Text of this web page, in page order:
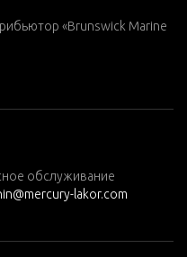
«Brunswick Marine
обслуживание
lakor.com